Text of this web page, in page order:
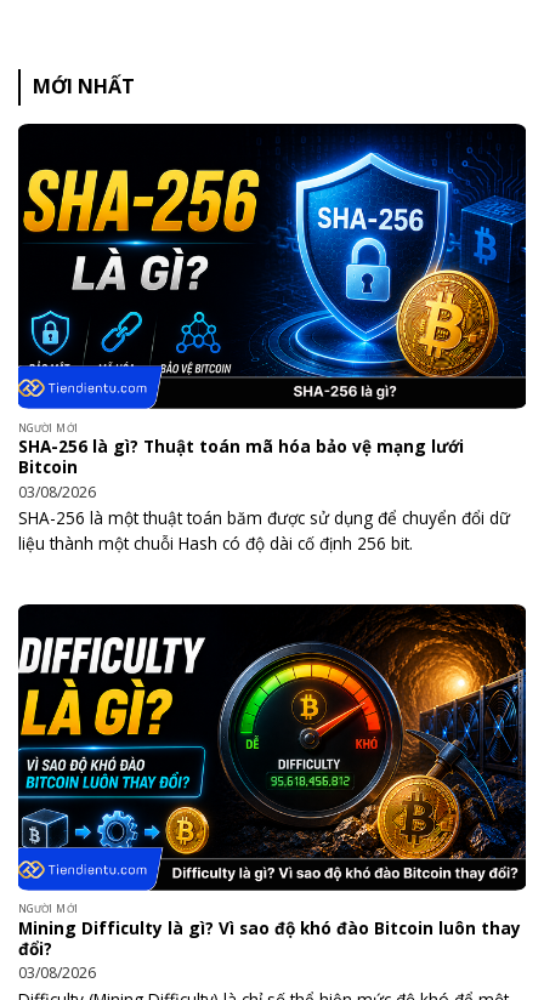
MỚI NHẤT
NGƯỜI MỚI
SHA-256 là gì? Thuật toán mã hóa bảo vệ mạng lưới
Bitcoin
03/08/2026
SHA-256 là một thuật toán băm được sử dụng để chuyển đổi dữ
liệu thành một chuỗi Hash có độ dài cố định 256 bit.
NGƯỜI MỚI
Mining Difficulty là gì? Vì sao độ khó đào Bitcoin luôn thay
đổi?
03/08/2026